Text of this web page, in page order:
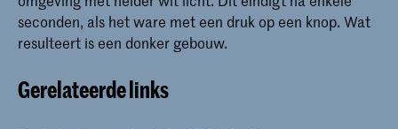
seconden, als het ware met een druk op een knop. Wat
resulteert is een donker gebouw.
Gerelateerde links